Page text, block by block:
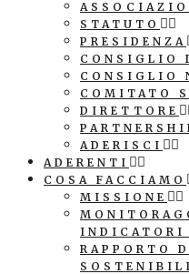
STATUTO
PRESIDENZA
CONSIGLIO
CONSIGLIO
COMITATO
DIRETTORE
ADERISCI
ADERENTI
COSA FACCIAMO
MISSIONE
INDICATORI
RAPPORTO